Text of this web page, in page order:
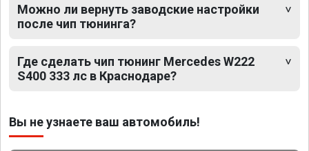
Можно ли вернуть заводские настройки
после чип тюнинга?
Где сделать чип тюнинг Mercedes W222
S400 333 лс в Краснодаре?
Вы не узнаете ваш автомобиль!